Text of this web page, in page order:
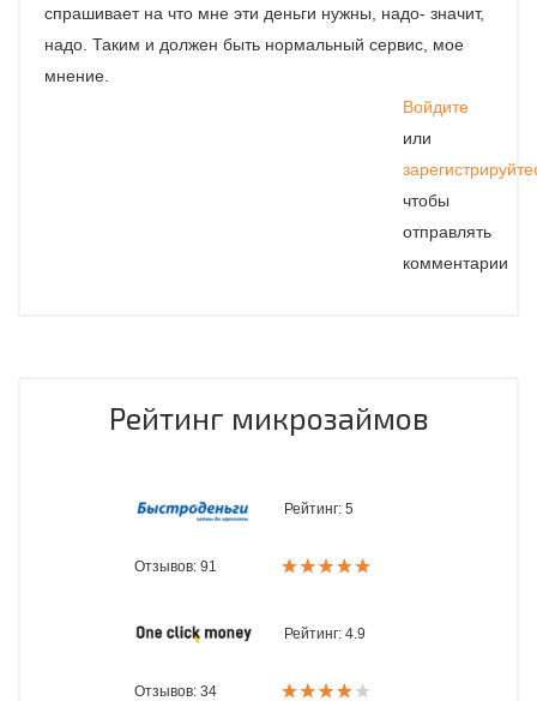
спрашивает на что мне эти деньги нужны, надо- значит,
надо. Таким и должен быть нормальный сервис, мое
мнение.
Войдите
или
чтобы
отправлять
комментарии
Рейтинг микрозаймов
Рейтинг: 5
Отзывов: 91
Рейтинг: 4.9
Отзывов: 34